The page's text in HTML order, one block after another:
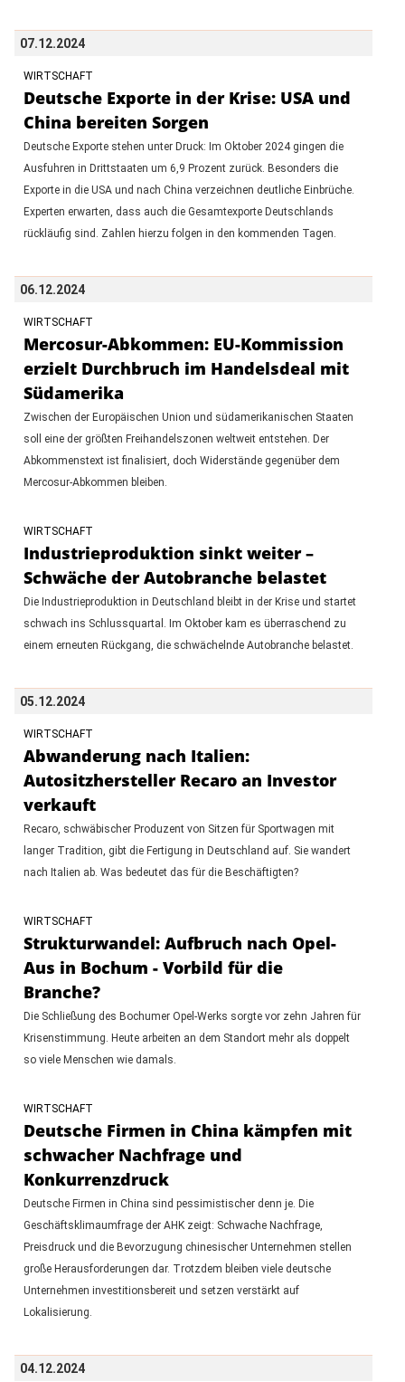
07.12.2024
WIRTSCHAFT
Deutsche Exporte in der Krise: USA und
China bereiten Sorgen
Deutsche Exporte stehen unter Druck: Im Oktober 2024 gingen die
Ausfuhren in Drittstaaten um 6,9 Prozent zurück. Besonders die
Exporte in die USA und nach China verzeichnen deutliche Einbrüche.
Experten erwarten, dass auch die Gesamtexporte Deutschlands
rückläufig sind. Zahlen hierzu folgen in den kommenden Tagen.
06.12.2024
WIRTSCHAFT
Mercosur-Abkommen: EU-Kommission
erzielt Durchbruch im Handelsdeal mit
Südamerika
Zwischen der Europäischen Union und südamerikanischen Staaten
soll eine der größten Freihandelszonen weltweit entstehen. Der
Abkommenstext ist finalisiert, doch Widerstände gegenüber dem
Mercosur-Abkommen bleiben.
WIRTSCHAFT
Industrieproduktion sinkt weiter –
Schwäche der Autobranche belastet
Die Industrieproduktion in Deutschland bleibt in der Krise und startet
schwach ins Schlussquartal. Im Oktober kam es überraschend zu
einem erneuten Rückgang, die schwächelnde Autobranche belastet.
05.12.2024
WIRTSCHAFT
Abwanderung nach Italien:
Autositzhersteller Recaro an Investor
verkauft
Recaro, schwäbischer Produzent von Sitzen für Sportwagen mit
langer Tradition, gibt die Fertigung in Deutschland auf. Sie wandert
nach Italien ab. Was bedeutet das für die Beschäftigten?
WIRTSCHAFT
Strukturwandel: Aufbruch nach Opel-
Aus in Bochum - Vorbild für die
Branche?
Die Schließung des Bochumer Opel-Werks sorgte vor zehn Jahren für
Krisenstimmung. Heute arbeiten an dem Standort mehr als doppelt
so viele Menschen wie damals.
WIRTSCHAFT
Deutsche Firmen in China kämpfen mit
schwacher Nachfrage und
Konkurrenzdruck
Deutsche Firmen in China sind pessimistischer denn je. Die
Geschäftsklimaumfrage der AHK zeigt: Schwache Nachfrage,
Preisdruck und die Bevorzugung chinesischer Unternehmen stellen
große Herausforderungen dar. Trotzdem bleiben viele deutsche
Unternehmen investitionsbereit und setzen verstärkt auf
Lokalisierung.
04.12.2024